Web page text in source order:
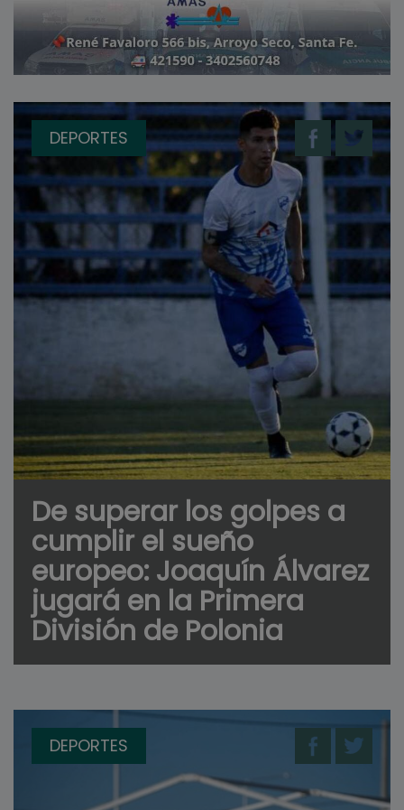
DEPORTES
De superar los golpes a
cumplir el sueño
europeo: Joaquín Álvarez
jugará en la Primera
División de Polonia
DEPORTES